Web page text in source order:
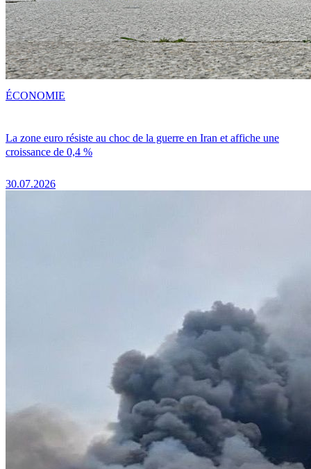
La zone euro résiste au choc de la guerre en Iran et affiche une
croissance de 0,4 %
30.07.2026
ÉCONOMIE